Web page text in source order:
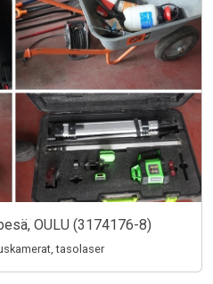
OULU (3174176-8)
tasolaser